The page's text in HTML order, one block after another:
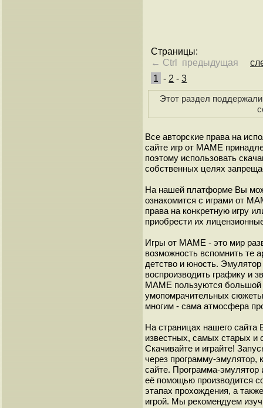
Страницы:
← Ctrl предыдущая
1 - 2 -3
Этот раздел
Все авторские права на
сайте игр от МАМЕ
поэтому использовать
собственных целях
На нашей платформе Вы
ознакомится с играми от
права на конкретную игру
приобрести их
Игры от МАМЕ - это мир
возможность вспомнить те
детство и юность.
воспроизводить графику и
МАМЕ пользуются большой
умопомрачительных
многим - сама атмосфера
На страницах нашего
известных, самых старых
Скачивайте и играйте!
через программу-эмулятор,
сайте. Программа-
её помощью производится
этапах прохождения, а
игрой. Мы рекомендуем